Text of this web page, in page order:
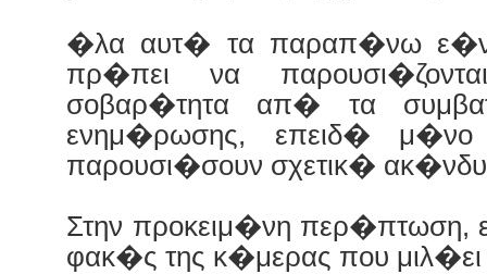
�λα αυτ� τα παραπ�νω
πρ�πει να
σοβαρ�τητα απ� τα
ενημ�ρωσης, επειδ�
παρουσι�σουν σχετικ�
Στην προκειμ�νη περ�πτωση,
φακ�ς της κ�μερας που